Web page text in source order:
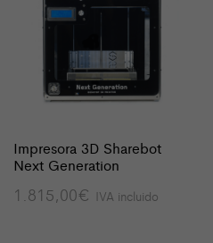
Impresora 3D Sharebot
Next Generation
1.815,00€ IVA incluido